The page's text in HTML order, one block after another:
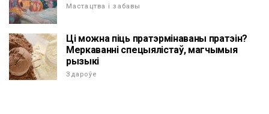
Мастацтва і забавы
Ці можна піць пратэрмінаваны пратэін?
Меркаванні спецыялістаў, магчымыя
рызыкі
Здароўе